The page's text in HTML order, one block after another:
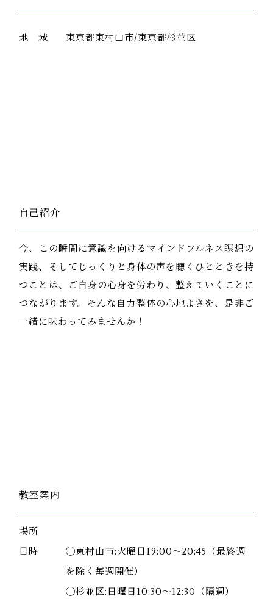
地 域 東京都東村山市/東京都杉並区
自己紹介
今、この瞬間に意識を向けるマインドフルネス瞑想の
実践、そしてじっくりと身体の声を聴くひとときを持
つことは、ご自身の心身を労わり、整えていくことに
つながります。そんな自力整体の心地よさを、是非ご
一緒に味わってみませんか！
教室案内
場所
日時
◯東村山市:火曜日19:00〜20:45（最終週
を除く毎週開催）
◯杉並区:日曜日10:30〜12:30（隔週）